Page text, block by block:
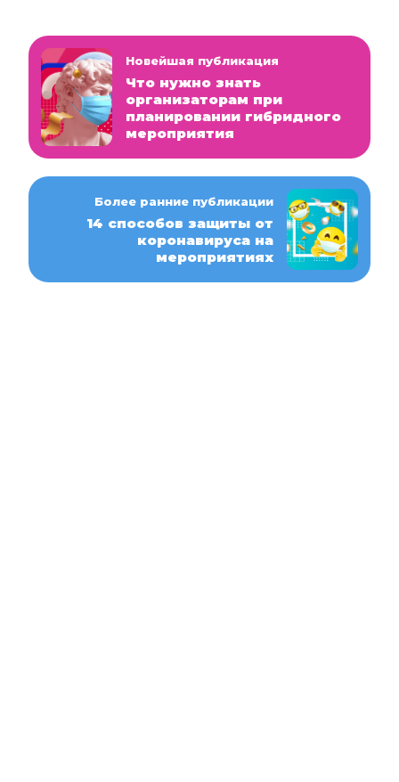
Новейшая публикация
Что нужно знать
организаторам при
планировании гибридного
мероприятия
Более ранние публикации
14 способов защиты от
коронавируса на
мероприятиях